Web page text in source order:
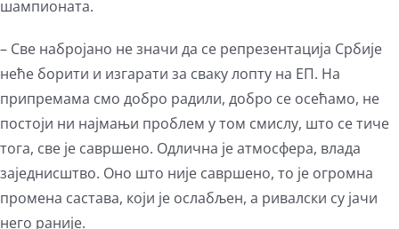
шампионата.
– Све набројано не значи да се репрезентација Србије
неће борити и изгарати за сваку лопту на ЕП. На
припремама смо добро радили, добро се осећамо, не
постоји ни најмањи проблем у том смислу, што се тиче
тога, све је савршено. Одлична је атмосфера, влада
заједнисштво. Оно што није савршено, то је огромна
промена састава, који је ослабљен, а ривалски су јачи
него раније.